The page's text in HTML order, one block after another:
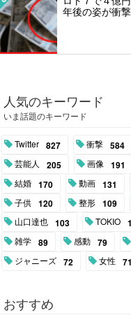
年後の姿が衝
人気のキーワード
いま話題のキーワード
Twitter 827 衝撃 584
芸能人 205 画像 191
結婚 170 動画 131
子供 120 整形 109
山口達也 103 TOKIO
雑学 89 感動 79
ジャニーズ 72 女性 71
おすすめ